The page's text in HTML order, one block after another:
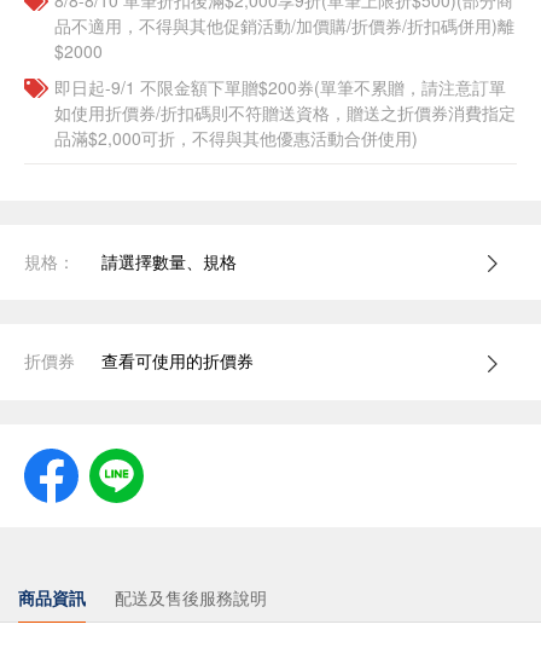
品不適用，不得與其他促銷活動/加價購/折價券/折扣碼併用)離
$2000
即日起-9/1 不限金額下單贈$200券(單筆不累贈，請注意訂單
如使用折價券/折扣碼則不符贈送資格，贈送之折價券消費指定
品滿$2,000可折，不得與其他優惠活動合併使用)
規格： 請選擇數量、規格
折價券 查看可使用的折價券
商品資訊 配送及售後服務說明